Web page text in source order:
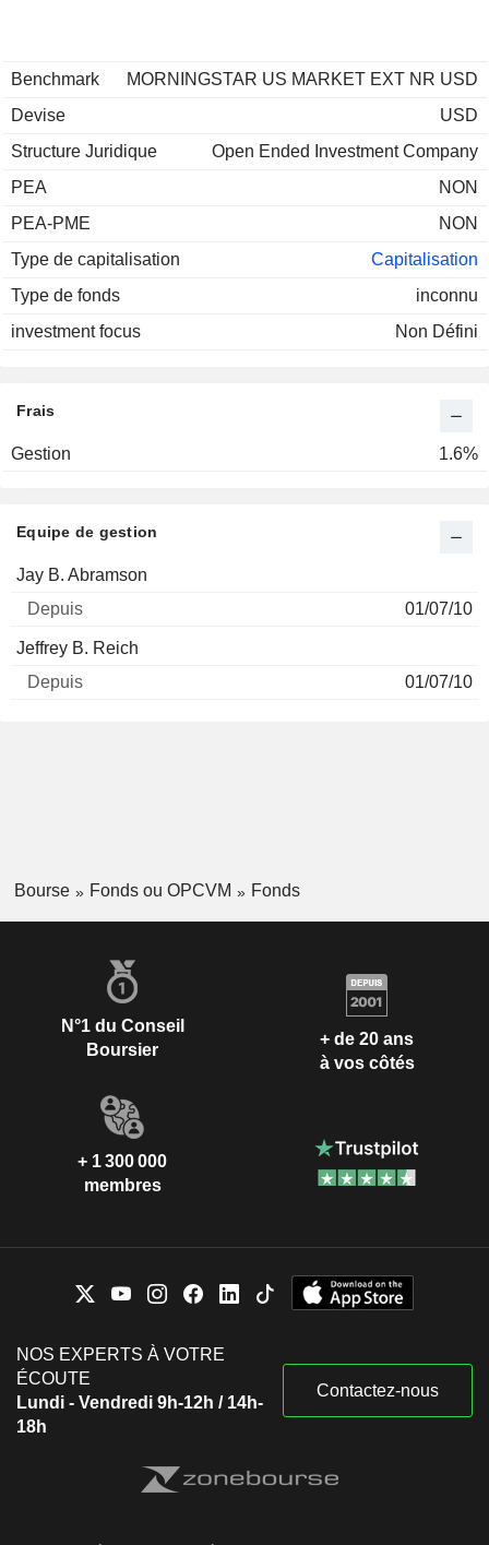
Benchmark
MORNINGSTAR US MARKET EXT NR USD
Devise
USD
Structure Juridique
Open Ended Investment Company
PEA
NON
PEA-PME
NON
Type de capitalisation
Capitalisation
Type de fonds
inconnu
investment focus
Non Défini
Frais
Gestion 1.6%
Equipe de gestion
Nom Depuis
Jay B. Abramson
01/07/10
Jeffrey B. Reich
01/07/10
Bourse Fonds ou OPCVM Fonds
N°1 du Conseil
Boursier
+ de 20 ans
à vos côtés
+ 1 300 000
membres
NOS EXPERTS À VOTRE
ÉCOUTE
Lundi - Vendredi 9h-12h / 14h-
18h
Contactez-nous